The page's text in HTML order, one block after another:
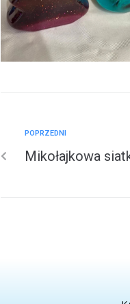
POPRZEDNI
Mikołajkowa